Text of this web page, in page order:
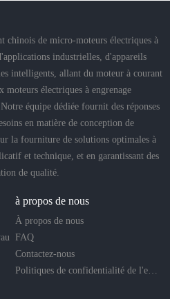
chinois de micro-moteurs électriques à
industrielles, d'appareils
intelligents, allant du moteur à courant
électriques à engrenage
équipe dédiée fournit des réponses
en matière de conception de
la fourniture de solutions optimales à
et technique, et en garantissant des
de qualité.
à propos de nous
À propos de nous
FAQ
Contactez-nous
Politiques de confidentialité de l'entreprise